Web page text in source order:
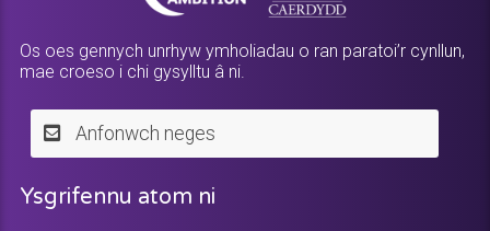
Os oes gennych unrhyw ymholiadau o ran paratoi’r cynllun,
mae croeso i chi gysylltu â ni.
Anfonwch neges
Ysgrifennu atom ni